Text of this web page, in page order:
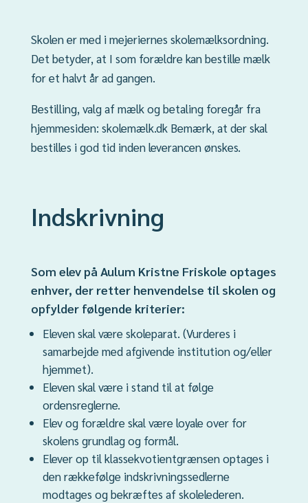
Skolen er med i mejeriernes skolemælksordning.
Det betyder, at I som forældre kan bestille mælk
for et halvt år ad gangen.
Bestilling, valg af mælk og betaling foregår fra
hjemmesiden: skolemælk.dk Bemærk, at der skal
bestilles i god tid inden leverancen ønskes.
Indskrivning
Som elev på Aulum Kristne Friskole optages
enhver, der retter henvendelse til skolen og
opfylder følgende kriterier:
Eleven skal være skoleparat. (Vurderes i
samarbejde med afgivende institution og/eller
hjemmet).
Eleven skal være i stand til at følge
ordensreglerne.
Elev og forældre skal være loyale over for
skolens grundlag og formål.
Elever op til klassekvotientgrænsen optages i
den rækkefølge indskrivningssedlerne
modtages og bekræftes af skolelederen.